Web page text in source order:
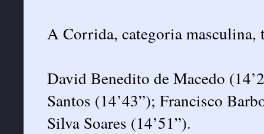
A Corrida, categoria masculina,
David Benedito de Macedo
Santos (14’43”); Francisco
Silva Soares (14’51”).